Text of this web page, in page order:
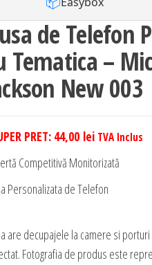
de Telefon
Tematica –
New 003
PRET: 44,00 lei TVA Inclus
Competitivă Monitorizată
Personalizata de Telefon
are decupajele la camere si
Fotografia de produs este